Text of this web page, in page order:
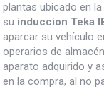
plantas ubicado en
su induccion Teka
aparcar su vehículo
operarios de
aparato adquirido y
en la compra, al no